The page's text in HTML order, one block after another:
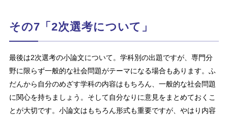
その7「2次選考について」
最後は2次選考の小論文について。学科別の出題ですが、専門分
野に限らず一般的な社会問題がテーマになる場合もあります。ふ
だんから自分のめざす学科の内容はもちろん、一般的な社会問題
に関心を持ちましょう。そして自分なりに意見をまとめておくこ
とが大切です。小論文はもちろん形式も重要ですが、やはり内容